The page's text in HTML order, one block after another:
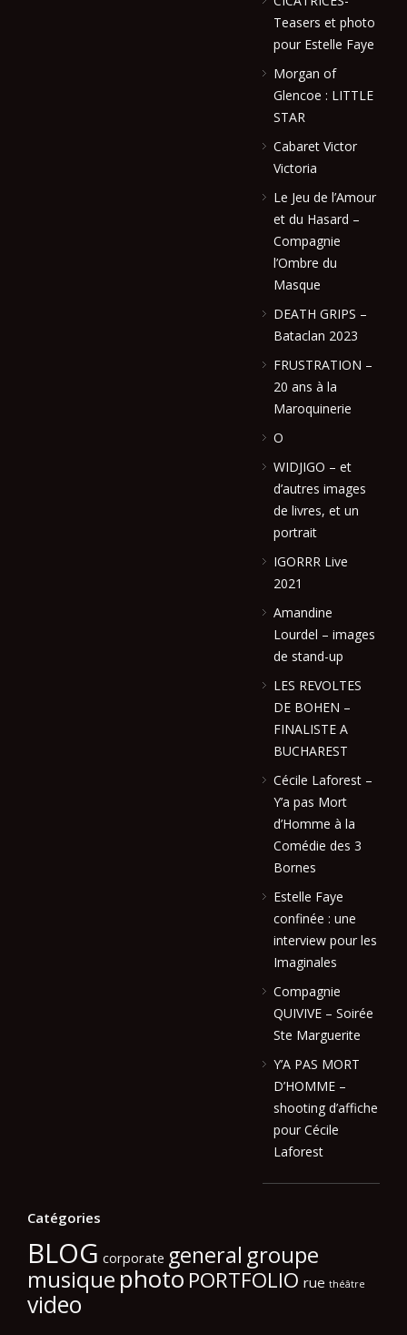
Teasers et photo
pour Estelle Faye
Morgan of
Glencoe : LITTLE
STAR
Cabaret Victor
Victoria
Le Jeu de l’Amour
et du Hasard –
Compagnie
l’Ombre du
Masque
DEATH GRIPS –
Bataclan 2023
FRUSTRATION –
20 ans à la
Maroquinerie
O
WIDJIGO – et
d’autres images
de livres, et un
portrait
IGORRR Live
2021
Amandine
Lourdel – images
de stand-up
LES REVOLTES
DE BOHEN –
FINALISTE A
BUCHAREST
Cécile Laforest –
Y’a pas Mort
d’Homme à la
Comédie des 3
Bornes
Estelle Faye
confinée : une
interview pour les
Imaginales
Compagnie
QUIVIVE – Soirée
Ste Marguerite
Y’A PAS MORT
D’HOMME –
shooting d’affiche
pour Cécile
Laforest
Catégories
BLOG corporate general groupe
musique photo PORTFOLIO rue théâtre
video